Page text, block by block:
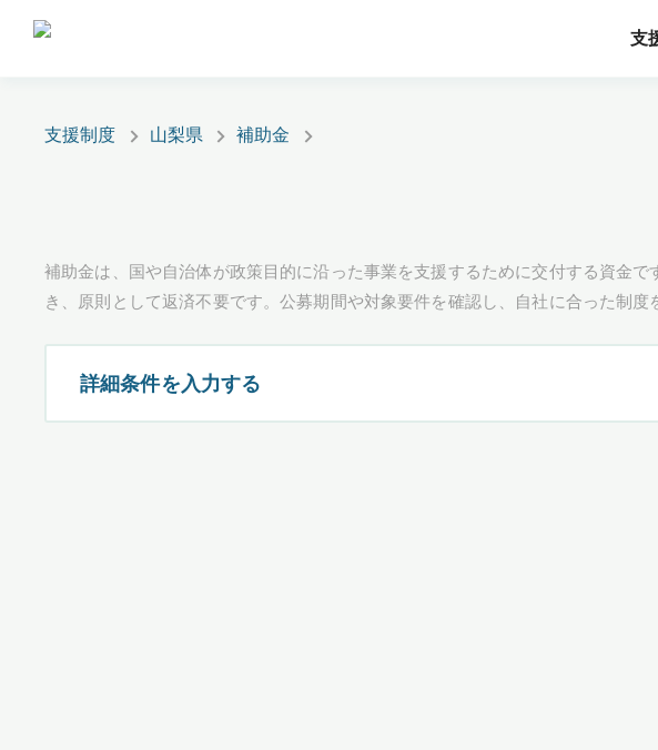
支
支援制度 山梨県 補助金
補助金は、国や自治体が政策目的に沿った事業を支援するために交付する資金
き、原則として返済不要です。公募期間や対象要件を確認し、自社に合った制度
詳細条件を入力する